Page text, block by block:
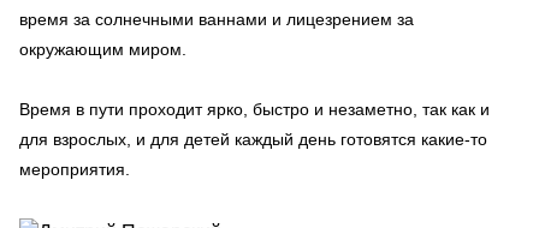
время за солнечными ваннами и лицезрением за
окружающим миром.
Время в пути проходит ярко, быстро и незаметно, так как и
для взрослых, и для детей каждый день готовятся какие-то
мероприятия.